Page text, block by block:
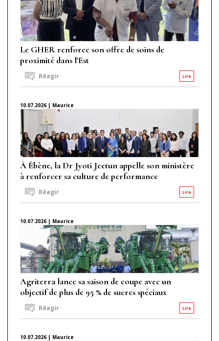
Le GHER renforce son offre de soins de
proximité dans l'Est
Lire
Réagir
10.07.2026 | Maurice
À Ébène, la Dr Jyoti Jeetun appelle son ministère
à renforcer sa culture de performance
Lire
Réagir
10.07.2026 | Maurice
Agriterra lance sa saison de coupe avec un
objectif de plus de 95 % de sucres spéciaux
Lire
Réagir
10.07.2026 | Maurice